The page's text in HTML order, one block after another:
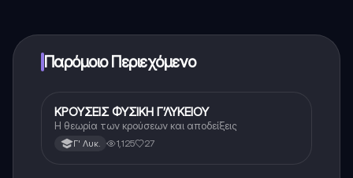
Παρόμοιο Περιεχόμενο
Φυσική (Θετ.)
ΚΡΟΥΣΕΙΣ ΦΥΣΙΚΗ Γ’ΛΥΚΕΙΟΥ
Η θεωρία των κρούσεων και αποδείξεις
Γ' Λυκ. 1,125 27